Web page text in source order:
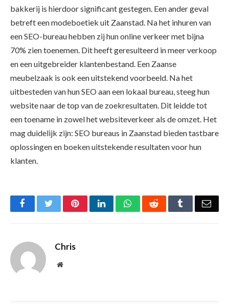
bakkerij is hierdoor significant gestegen. Een ander geval
betreft een modeboetiek uit Zaanstad. Na het inhuren van
een SEO-bureau hebben zij hun online verkeer met bijna
70% zien toenemen. Dit heeft geresulteerd in meer verkoop
en een uitgebreider klantenbestand. Een Zaanse
meubelzaak is ook een uitstekend voorbeeld. Na het
uitbesteden van hun SEO aan een lokaal bureau, steeg hun
website naar de top van de zoekresultaten. Dit leidde tot
een toename in zowel het websiteverkeer als de omzet. Het
mag duidelijk zijn: SEO bureaus in Zaanstad bieden tastbare
oplossingen en boeken uitstekende resultaten voor hun
klanten.
FacebookTwitterPinterestLinkedInWhatsAppReddit Tumblr
Chris
Website